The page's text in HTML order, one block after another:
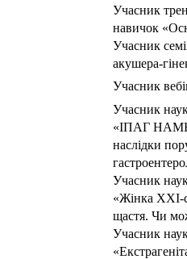
Учасник
навичок
Учасник
акушера-
Учасник
Учасник
«ІПАГ
наслідки
Учасник
«Жінка XXI-
щастя. Чи
Учасник